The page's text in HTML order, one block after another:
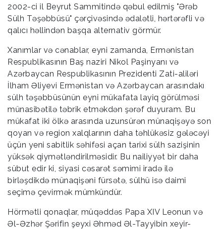
2002-ci il Beyrut Sammitində qəbul edilmiş "Ərəb
Sülh Təşəbbüsü" çərçivəsində ədalətli, hərtərəfli və
qalıcı həllindən başqa alternativ görmür.
Xanımlar və cənablar, eyni zamanda, Ermənistan
Respublikasının Baş naziri Nikol Paşinyanı və
Azərbaycan Respublikasının Prezidenti Zati-aliləri
İlham Əliyevi Ermənistan və Azərbaycan arasındakı
sülh təşəbbüsünün eyni mükafata layiq görülməsi
münasibətilə təbrik etməkdən şərəf duyuram. Bu
mükafat iki ölkə arasında uzunsürən münaqişəyə son
qoyan və region xalqlarının daha təhlükəsiz gələcəyi
üçün yeni sabitlik səhifəsi açan tarixi sülh sazişinin
yüksək qiymətləndirilməsidir. Bu nailiyyət bir daha
sübut edir ki, siyasi cəsarət səmimi iradə ilə
birləşdikdə münaqişəni fürsətə, sülhü isə daimi
seçimə çevirmək mümkündür.
Hörmətli qonaqlar, müqəddəs Papa XIV Leonun və
Əl-Əzhər Şərifin şeyxi Əhməd Əl-Tayyibin xeyir-